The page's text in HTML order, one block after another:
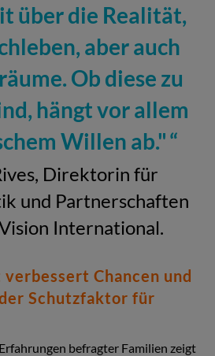
über die Realität,
aber auch
Ob diese zu
hängt vor allem
Willen ab."
Direktorin für
und Partnerschaften
International.
Chancen und
Schutzfaktor für
befragter Familien zeigt